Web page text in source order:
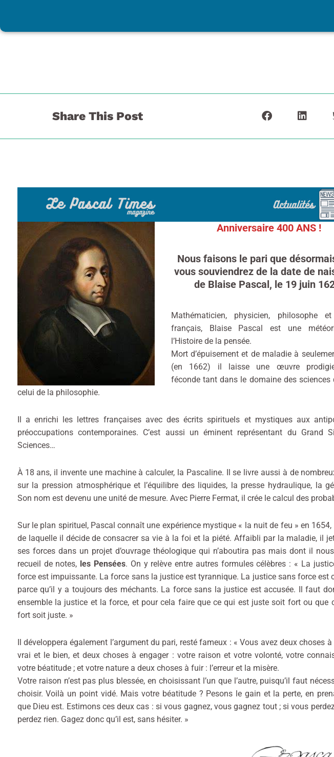
Share This Post
Anniversaire 400 ANS !
Nous faisons le pari que
vous souviendrez de la date de
de Blaise Pascal, le 19 juin
Mathématicien, physicien, philosophe
français, Blaise Pascal est une
l’Histoire de la pensée.
Mort d’épuisement et de maladie à
(en 1662) il laisse une œuvre
féconde tant dans le domaine des sciences
celui de la philosophie.
Il a enrichi les lettres françaises avec des écrits spirituels et mystiques aux
préoccupations contemporaines. C’est aussi un éminent représentant du Grand
Sciences…
À 18 ans, il invente une machine à calculer, la Pascaline. Il se livre aussi à de
sur la pression atmosphérique et l’équilibre des liquides, la presse hydraulique, la
Son nom est devenu une unité de mesure. Avec Pierre Fermat, il crée le calcul des
Sur le plan spirituel, Pascal connaît une expérience mystique « la nuit de feu » en
de laquelle il décide de consacrer sa vie à la foi et la piété. Affaibli par la maladie, il
ses forces dans un projet d’ouvrage théologique qui n’aboutira pas mais dont il
recueil de notes, les Pensées. On y relève entre autres formules célèbres : « La
force est impuissante. La force sans la justice est tyrannique. La justice sans force est
parce qu’il y a toujours des méchants. La force sans la justice est accusée. Il faut
ensemble la justice et la force, et pour cela faire que ce qui est juste soit fort ou que
fort soit juste. »
Il développera également l’argument du pari, resté fameux : « Vous avez deux choses à
vrai et le bien, et deux choses à engager : votre raison et votre volonté, votre
votre béatitude ; et votre nature a deux choses à fuir : l’erreur et la misère.
Votre raison n’est pas plus blessée, en choisissant l’un que l’autre, puisqu’il faut
choisir. Voilà un point vidé. Mais votre béatitude ? Pesons le gain et la perte, en
que Dieu est. Estimons ces deux cas : si vous gagnez, vous gagnez tout ; si vous
perdez rien. Gagez donc qu’il est, sans hésiter. »